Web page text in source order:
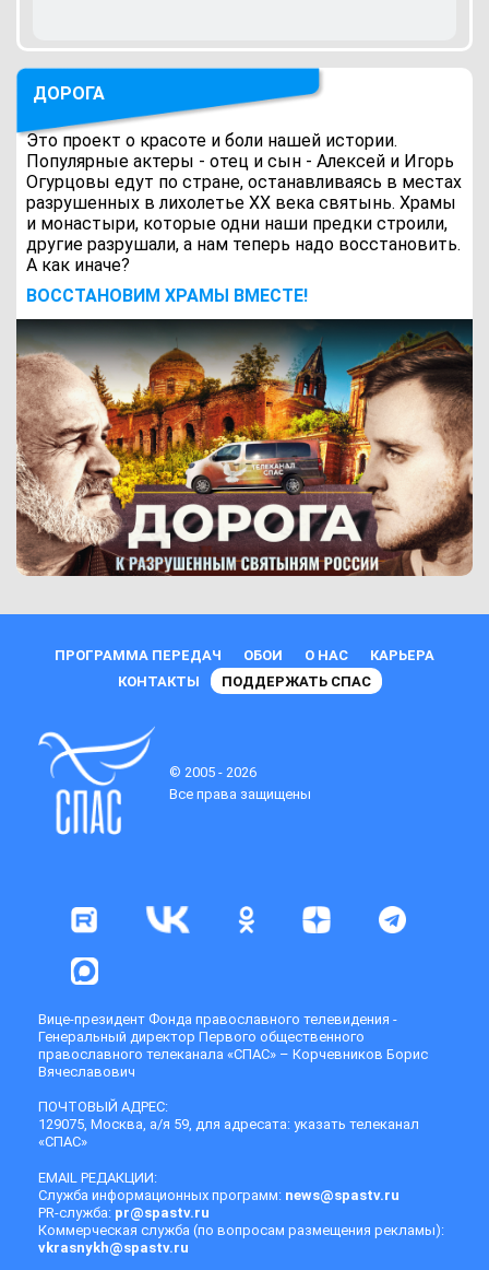
ДОРОГА
Это проект о красоте и боли нашей истории.
Популярные актеры - отец и сын - Алексей и Игорь
Огурцовы едут по стране, останавливаясь в местах
разрушенных в лихолетье ХХ века святынь. Храмы
и монастыри, которые одни наши предки строили,
другие разрушали, а нам теперь надо восстановить.
А как иначе?
ВОCСТАНОВИМ ХРАМЫ ВМЕСТЕ!
ПРОГРАММА ПЕРЕДАЧ ОБОИ О НАС
КАРЬЕРА
КОНТАКТЫ
ПОДДЕРЖАТЬ СПАС
© 2005 - 2026
Все права защищены
Вице-президент Фонда православного телевидения -
Генеральный директор Первого общественного
православного телеканала «СПАС» – Корчевников Борис
Вячеславович
ПОЧТОВЫЙ АДРЕС:
129075, Москва, а/я 59, для адресата: указать телеканал
«СПАС»
EMAIL РЕДАКЦИИ:
Служба информационных программ: news@spastv.ru
PR-служба: pr@spastv.ru
Коммерческая служба (по вопросам размещения рекламы):
vkrasnykh@spastv.ru